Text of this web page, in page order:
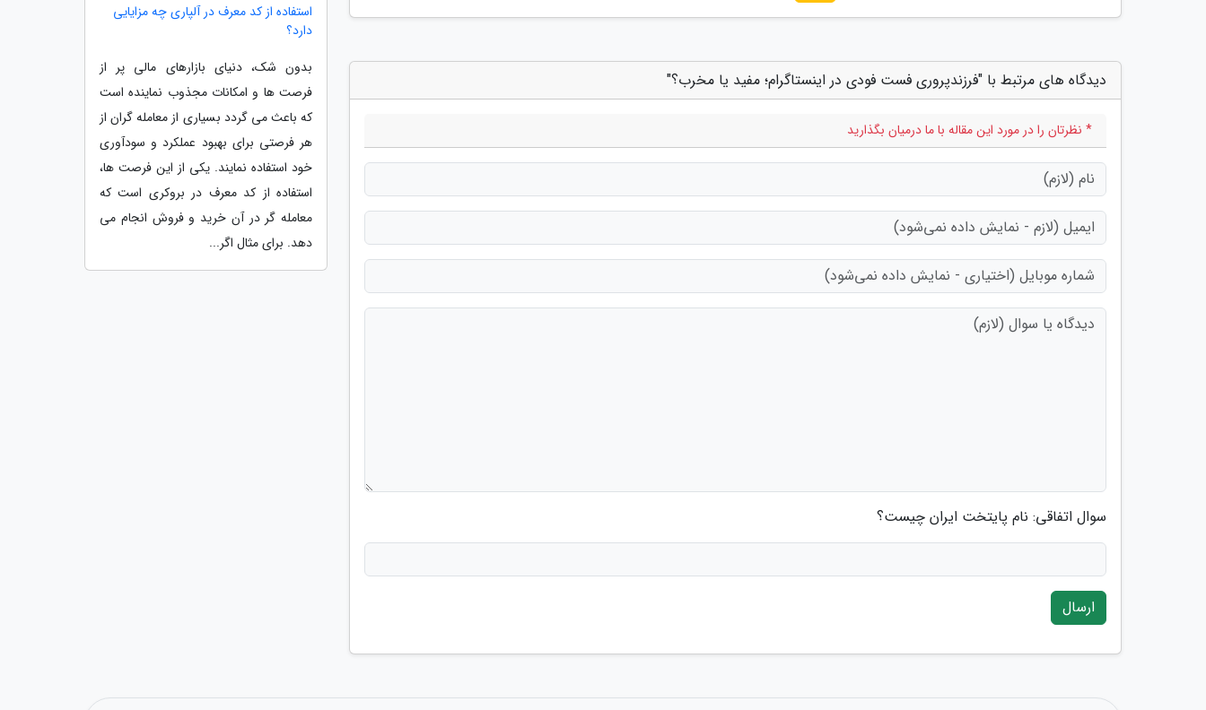
دیدگاه های مرتبط با "فرزندپروری فست فودی در اینستاگرام؛ مفید یا مخرب؟"
* نظرتان را در مورد این مقاله با ما درمیان بگذارید
سوال اتفاقی: نام پایتخت ایران چیست؟
ارسال
استفاده از کد معرف در آلپاری چه مزایایی
دارد؟
بدون شک، دنیای بازارهای مالی پر از
فرصت ها و امکانات مجذوب نماینده است
که باعث می گردد بسیاری از معامله گران از
هر فرصتی برای بهبود عملکرد و سودآوری
خود استفاده نمایند. یکی از این فرصت ها،
استفاده از کد معرف در بروکری است که
معامله گر در آن خرید و فروش انجام می
دهد. برای مثال اگر...